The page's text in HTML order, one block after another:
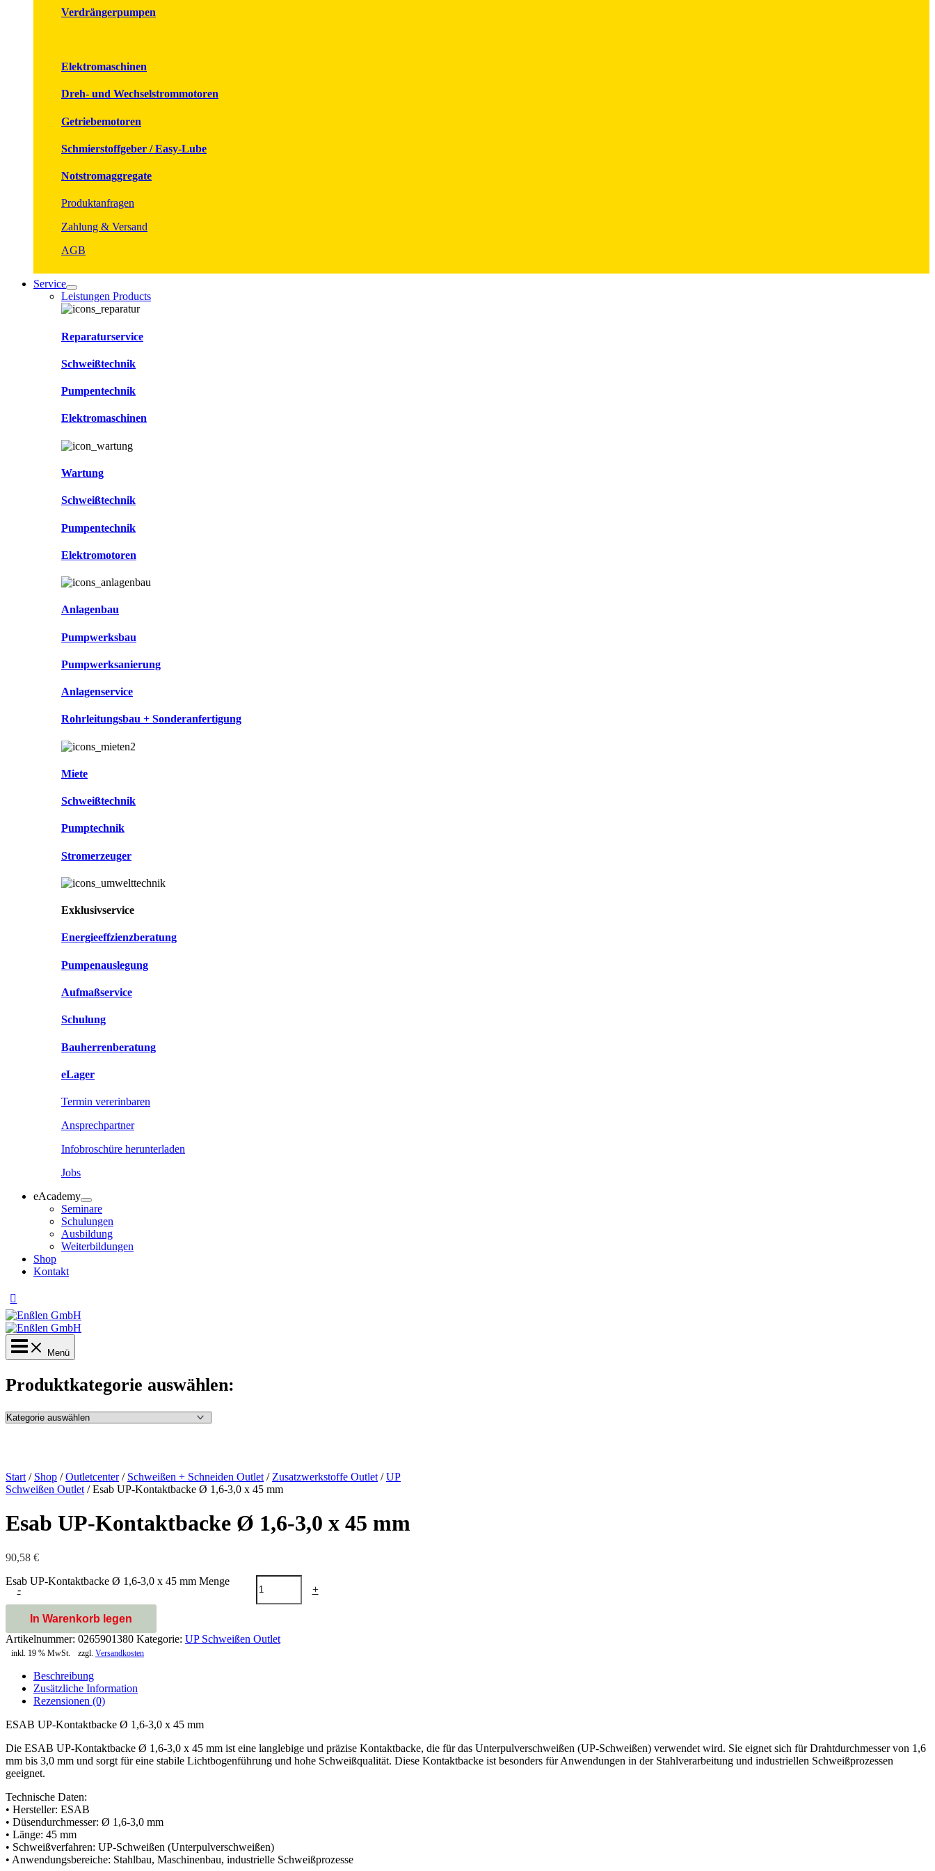
Verdrängerpumpen
Elektromaschinen
Dreh- und Wechselstrommotoren
Getriebemotoren
Schmierstoffgeber / Easy-Lube
Notstromaggregate
Produktanfragen
Zahlung & Versand
AGB
Service
Leistungen Products
Reparaturservice
Schweißtechnik
Pumpentechnik
Elektromaschinen
Wartung
Schweißtechnik
Pumpentechnik
Elektromotoren
Anlagenbau
Pumpwerksbau
Pumpwerksanierung
Anlagenservice
Rohrleitungsbau + Sonderanfertigung
Miete
Schweißtechnik
Pumptechnik
Stromerzeuger
Exklusivservice
Energieeffzienzberatung
Pumpenauslegung
Aufmaßservice
Schulung
Bauherrenberatung
eLager
Termin vererinbaren
Ansprechpartner
Infobroschüre herunterladen
Jobs
eAcademy
Seminare
Schulungen
Ausbildung
Weiterbildungen
Shop
Kontakt
Menü
Produktkategorie auswählen:
Start / Shop /Outletcenter/ Schweißen + Schneiden Outlet / Zusatzwerkstoffe Outlet /UP
Schweißen Outlet / Esab UP-Kontaktbacke Ø 1,6-3,0 x 45 mm
Esab UP-Kontaktbacke Ø 1,6-3,0 x 45 mm
90,58 €
-
Esab UP-Kontaktbacke Ø 1,6-3,0 x 45 mm Menge
+
In Warenkorb legen
Artikelnummer: 0265901380 Kategorie: UP Schweißen Outlet
inkl. 19 % MwSt. zzgl. Versandkosten
Beschreibung
Zusätzliche Information
Rezensionen (0)
ESAB UP-Kontaktbacke Ø 1,6-3,0 x 45 mm
Die ESAB UP-Kontaktbacke Ø 1,6-3,0 x 45 mm ist eine langlebige und präzise Kontaktbacke, die für das Unterpulverschweißen (UP-Schweißen) verwendet wird. Sie eignet sich für Drahtdurchmesser von 1,6
mm bis 3,0 mm und sorgt für eine stabile Lichtbogenführung und hohe Schweißqualität. Diese Kontaktbacke ist besonders für Anwendungen in der Stahlverarbeitung und industriellen Schweißprozessen
geeignet.
Technische Daten:
• Hersteller: ESAB
• Düsendurchmesser: Ø 1,6-3,0 mm
• Länge: 45 mm
• Schweißverfahren: UP-Schweißen (Unterpulverschweißen)
• Anwendungsbereiche: Stahlbau, Maschinenbau, industrielle Schweißprozesse